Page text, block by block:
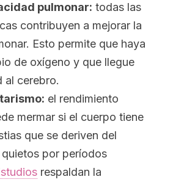
pulmonar: todas las
contribuyen a mejorar la
Esto permite que haya
de oxígeno y que llegue
al cerebro.
el rendimiento
mermar si el cuerpo tiene
que se deriven del
por períodos
respaldan la